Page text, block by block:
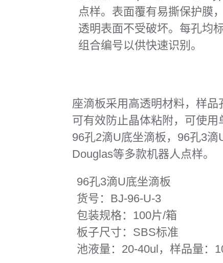
点样。表面覆有易撕保护膜
透明表面不受破坏。每孔均
组合编号以供快速识别。
座滴板采用高透明材料，样
可有效防止晶体粘附，可使用
96孔2滴U底坐滴板，96孔3
Douglas等多款机器人点样。
96孔3滴U底坐滴板
货号：BJ-96-U-3
包装规格：100片/箱
板子尺寸：SBS标准
池液量：20-40ul，样品量：